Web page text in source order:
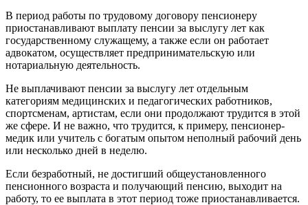
В период работы по трудовому договору пенсионеру
приостанавливают выплату пенсии за выслугу лет как
государственному служащему, а также если он работает
адвокатом, осуществляет предпринимательскую или
нотариальную деятельность.
Не выплачивают пенсии за выслугу лет отдельным
категориям медицинских и педагогических работников,
спортсменам, артистам, если они продолжают трудится в этой
же сфере. И не важно, что трудится, к примеру, пенсионер-
медик или учитель с богатым опытом неполный рабочий день
или несколько дней в неделю.
Если безработный, не достигший общеустановленного
пенсионного возраста и получающий пенсию, выходит на
работу, то ее выплата в этот период тоже приостанавливается.